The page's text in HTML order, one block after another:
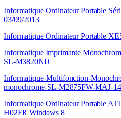
Informatique Ordinateur Portable
03/09/2013
Informatique Ordinateur Portable
Informatique Imprimante
SL-M3820ND
Informatique-Multifonction-
monochrome-SL-M2875FW-MAJ-
Informatique Ordinateur Portable
H02FR Windows 8